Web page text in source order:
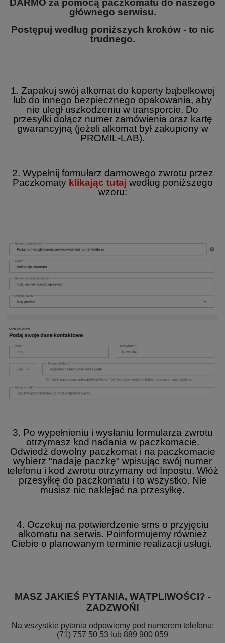
DARMO za pomocą paczkomatu do naszego
głównego serwisu.
Postępuj według poniższych kroków - to nic
trudnego.
1. Zapakuj swój alkomat do koperty bąbelkowej
lub do innego bezpiecznego opakowania, aby
nie uległ uszkodzeniu w transporcie. Do
przesyłki dołącz numer zamówienia oraz kartę
gwarancyjną (jeżeli alkomat był zakupiony w
PROMIL-LAB).
2. Wypełnij formularz darmowego zwrotu przez
Paczkomaty klikając tutaj według poniższego
wzoru:
3. Po wypełnieniu i wysłaniu formularza zwrotu
otrzymasz kod nadania w paczkomacie.
Odwiedź dowolny paczkomat i na paczkomacie
wybierz "nadaję paczkę" wpisując swój numer
telefonu i kod zwrotu otrzymany od Inpostu. Włóż
przesyłkę do paczkomatu i to wszystko. Nie
musisz nic naklejać na przesyłkę.
4. Oczekuj na potwierdzenie sms o przyjęciu
alkomatu na serwis. Poinformujemy również
Ciebie o planowanym terminie realizacji usługi.
MASZ JAKIEŚ PYTANIA, WĄTPLIWOŚCI? -
ZADZWOŃ!
Na wszystkie pytania odpowiemy pod numerem telefonu:
(71) 757 50 53 lub 889 900 059